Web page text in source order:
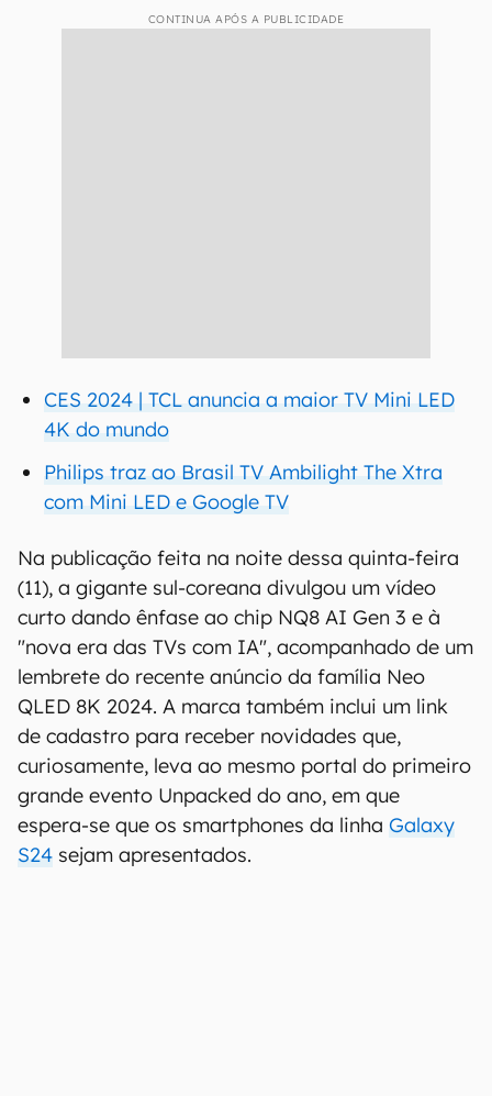
CONTINUA APÓS A PUBLICIDADE
CES 2024 | TCL anuncia a maior TV Mini LED
4K do mundo
Philips traz ao Brasil TV Ambilight The Xtra
com Mini LED e Google TV
Na publicação feita na noite dessa quinta-feira
(11), a gigante sul-coreana divulgou um vídeo
curto dando ênfase ao chip NQ8 AI Gen 3 e à
"nova era das TVs com IA", acompanhado de um
lembrete do recente anúncio da família Neo
QLED 8K 2024. A marca também inclui um link
de cadastro para receber novidades que,
curiosamente, leva ao mesmo portal do primeiro
grande evento Unpacked do ano, em que
espera-se que os smartphones da linha Galaxy
S24 sejam apresentados.